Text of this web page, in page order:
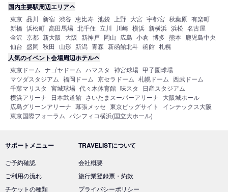
国内主要駅周辺エリア
東京 品川 新宿 渋谷 恵比寿 池袋 上野 大宮 宇都宮 秋葉原 有楽町
新橋 浜松町 高田馬場 北千住 立川 川崎 横浜 新横浜 浜松 名古屋
金沢 京都 新大阪 大阪 新神戸 岡山 広島 小倉 博多 熊本 鹿児島中央
仙台 盛岡 秋田 山形 新潟 青森 新函館北斗 函館 札幌
人気のイベント会場周辺ホテル
東京ドーム ナゴヤドーム ハマスタ 神宮球場 甲子園球場
マツダスタジアム 福岡ドーム 京セラドーム 札幌ドーム 西武ドーム
千葉マリスタ 宮城球場 代々木体育館 味スタ
日産スタジアム
横浜アリーナ
日本武道館 さいたまスーパーアリーナ 大阪城ホール
広島グリーンアリーナ 幕張メッセ 東京ビッグサイト
インテックス大阪
東京国際フォーラム パシフィコ横浜(国立大ホール)
サポートメニュー
ご予約確認
ご利用の流れ
チケットの種類
TRAVELISTについて
会社概要
旅行業登録票・約款
プライバシーポリシー